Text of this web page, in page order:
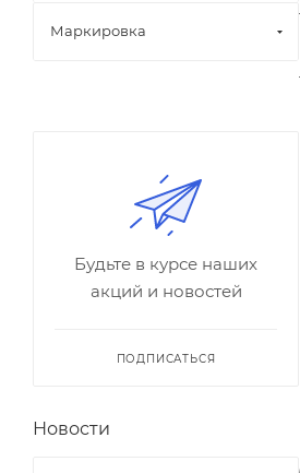
Маркировка
Будьте в курсе наших
акций и новостей
ПОДПИСАТЬСЯ
Новости